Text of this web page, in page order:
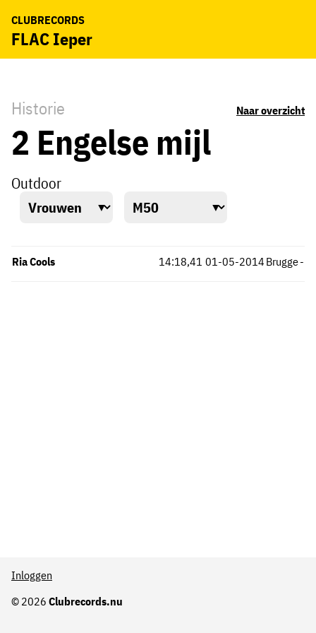
CLUBRECORDS
FLAC Ieper
Historie Naar overzicht
2 Engelse mijl
Outdoor
Ria Cools Brugge
14:18,41 -
01-05-2014
© 2026 Clubrecords.nu
Inloggen